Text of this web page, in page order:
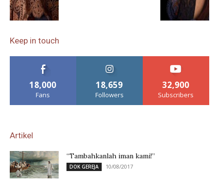
Keep in touch
18,000
Fans
18,659
Followers
32,900
Subscribers
Artikel
“Tambahkanlah iman kami!”
DOK GEREJA 10/08/2017